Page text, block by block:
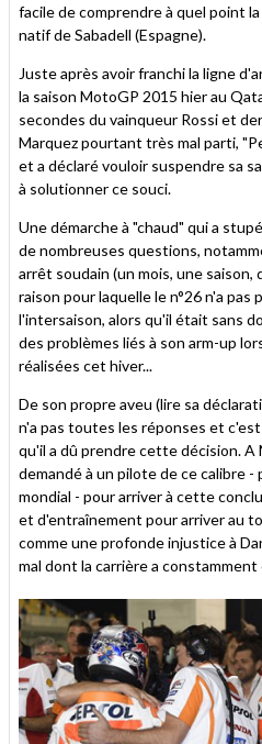
facile de comprendre à quel point
natif de Sabadell (Espagne).
Juste après avoir franchi la ligne
la saison MotoGP 2015 hier au
secondes du vainqueur Rossi et
Marquez pourtant très mal parti,
et a déclaré vouloir suspendre sa
à solutionner ce souci.
Une démarche à "chaud" qui a
de nombreuses questions,
arrêt soudain (un mois, une saison,
raison pour laquelle le n°26 n'a
l'intersaison, alors qu'il était sans
des problèmes liés à son arm-up
réalisées cet hiver...
De son propre aveu (lire sa
n'a pas toutes les réponses et
qu'il a dû prendre cette décision. A
demandé à un pilote de ce calibre
mondial - pour arriver à cette
et d'entraînement pour arriver au
comme une profonde injustice à
mal dont la carrière a